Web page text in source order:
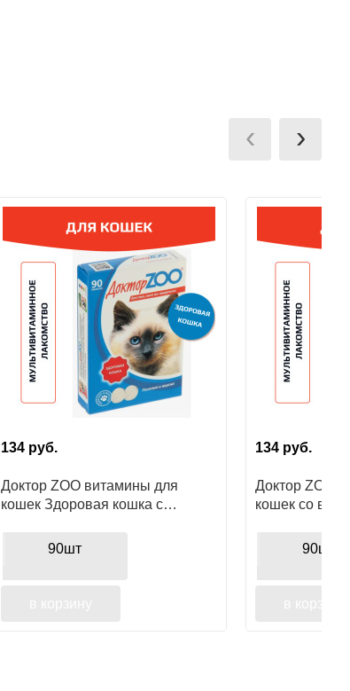
134руб.
Доктор ZOO витамины для
кошек Здоровая кошка с
90шт
134 руб.
Доктор ZOO
кошек со
90шт
‹ ›